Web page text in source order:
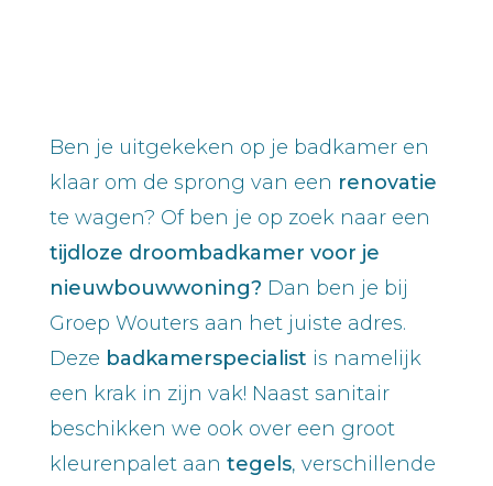
Ben je uitgekeken op je badkamer en
klaar om de sprong van een renovatie
te wagen? Of ben je op zoek naar een
tijdloze droombadkamer voor je
nieuwbouwwoning? Dan ben je bij
Groep Wouters aan het juiste adres.
Deze badkamerspecialist is namelijk
een krak in zijn vak! Naast sanitair
beschikken we ook over een groot
kleurenpalet aan tegels, verschillende